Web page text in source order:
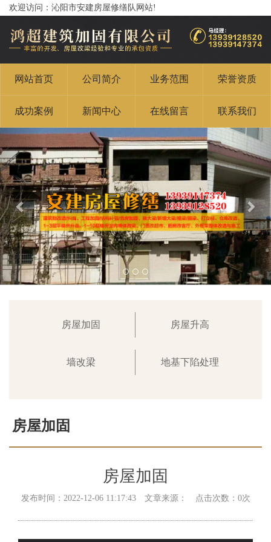
欢迎访问：沁阳市安建房屋修缮队网站!
网站首页 公司简介 业务范围 荣誉资质
成功案例 新闻中心 在线留言 联系我们
房屋加固 房屋升高
墙改梁 地基下陷处理
房屋加固
房屋加固
发布时间：2022-12-06 11:17:43 文章来源： 点击次数：0次